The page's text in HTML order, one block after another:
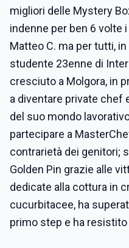
migliori delle Mystery
indenne per ben 6 volte
Matteo C. ma per tutti,
studente 23enne di
cresciuto a Molgora, in
a diventare private chef
del suo mondo
partecipare a
contrarietà dei genitori;
Golden Pin grazie alle
dedicate alla cottura in
cucurbitacee, ha
primo step e ha